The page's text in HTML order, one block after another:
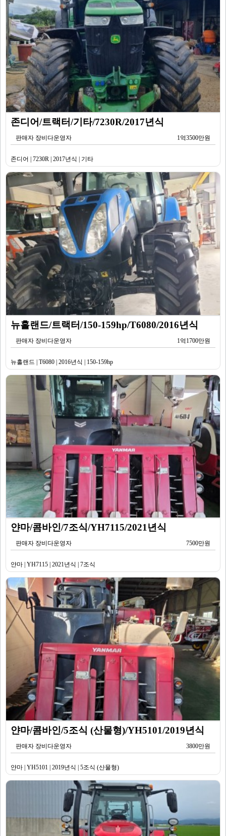
존디어/트랙터/기타/7230R/2017년식
판매자 장비다운영자 1억3500만원
존디어 | 7230R | 2017년식 | 기타
뉴홀랜드/트랙터/150-159hp/T6080/2016년식
판매자 장비다운영자 1억1700만원
뉴홀랜드 | T6080 | 2016년식 | 150-159hp
얀마/콤바인/7조식/YH7115/2021년식
판매자 장비다운영자 7500만원
얀마 | YH7115 | 2021년식 | 7조식
얀마/콤바인/5조식 (산물형)/YH5101/2019년식
판매자 장비다운영자 3800만원
얀마 | YH5101 | 2019년식 | 5조식 (산물형)